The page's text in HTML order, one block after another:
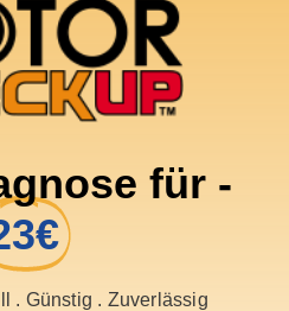
für -
. Günstig . Zuverlässig